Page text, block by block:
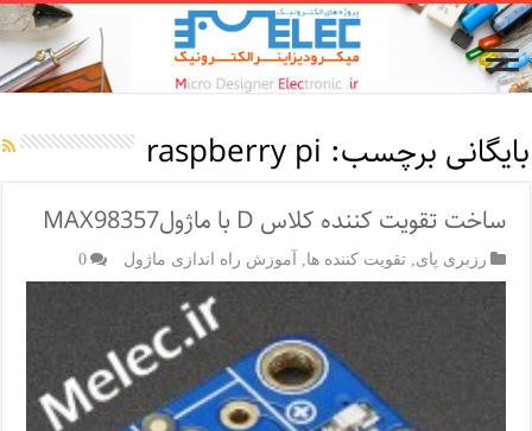
بایگانی برچسب: raspberry pi
ساخت تقویت کننده کلاس D با ماژولMAX98357
رزبری پای ,تقویت کننده ها آموزش راه اندازی ماژول 0